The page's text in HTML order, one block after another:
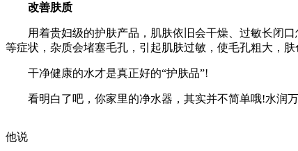
改善肤质
用着贵妇级的护肤产品，肌肤依旧会干燥、过敏长闭口
等症状，杂质会堵塞毛孔，引起肌肤过敏，使毛孔粗大，
干净健康的水才是真正好的“护肤品”!
看明白了吧，你家里的净水器，其实并不简单哦!水润
他说